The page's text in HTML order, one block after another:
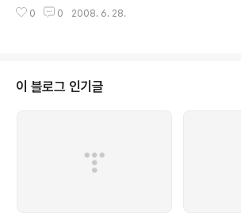
파일을 다른 이상한 이미지로 보여주고, 검색사이트에서
게 출력해주는 그 모습이. 이제는 더 이상 모니터로 사진을
0 0 2008. 6. 28.
이 블로그 인기글